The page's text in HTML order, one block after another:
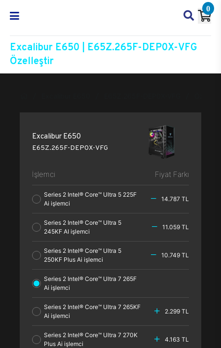
0
Excalibur E650 | E65Z.265F-DEP0X-VFG
Özelleştir
Excalibur E650
E65Z.265F-DEP0X-VFG
İşlemci Fiyat Farkı
Series 2 Intel® Core™ Ultra 5 225F
Ai işlemci
14.787 TL
Series 2 Intel® Core™ Ultra 5
245KF AI işlemci
11.059 TL
Series 2 Intel® Core™ Ultra 5
250KF Plus Ai işlemci
10.749 TL
Series 2 Intel® Core™ Ultra 7 265F
Ai işlemci
Series 2 Intel® Core™ Ultra 7 265KF
Ai işlemci
2.299 TL
Series 2 Intel® Core™ Ultra 7 270K
Plus Ai işlemci
4.163 TL